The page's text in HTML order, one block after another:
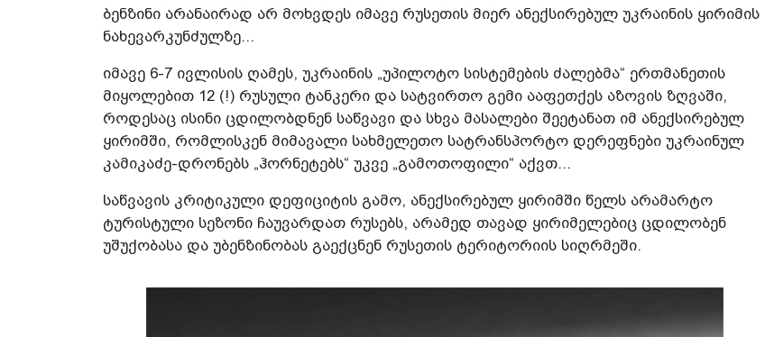
ბენზინი არანაირად არ მოხვდეს იმავე რუსეთის მიერ ანექსირებულ უკრაინის ყირიმის
ნახევარკუნძულზე...
იმავე 6-7 ივლისის ღამეს, უკრაინის „უპილოტო სისტემების ძალებმა“ ერთმანეთის
მიყოლებით 12 (!) რუსული ტანკერი და სატვირთო გემი ააფეთქეს აზოვის ზღვაში,
როდესაც ისინი ცდილობდნენ საწვავი და სხვა მასალები შეეტანათ იმ ანექსირებულ
ყირიმში, რომლისკენ მიმავალი სახმელეთო სატრანსპორტო დერეფნები უკრაინულ
კამიკაძე-დრონებს „ჰორნეტებს“ უკვე „გამოთოფილი“ აქვთ...
საწვავის კრიტიკული დეფიციტის გამო, ანექსირებულ ყირიმში წელს არამარტო
ტურისტული სეზონი ჩაუვარდათ რუსებს, არამედ თავად ყირიმელებიც ცდილობენ
უშუქობასა და უბენზინობას გაექცნენ რუსეთის ტერიტორიის სიღრმეში.